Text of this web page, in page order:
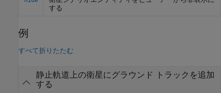
する
例
すべて折りたたむ
静止軌道上の衛星にグラウンド トラックを追加
する